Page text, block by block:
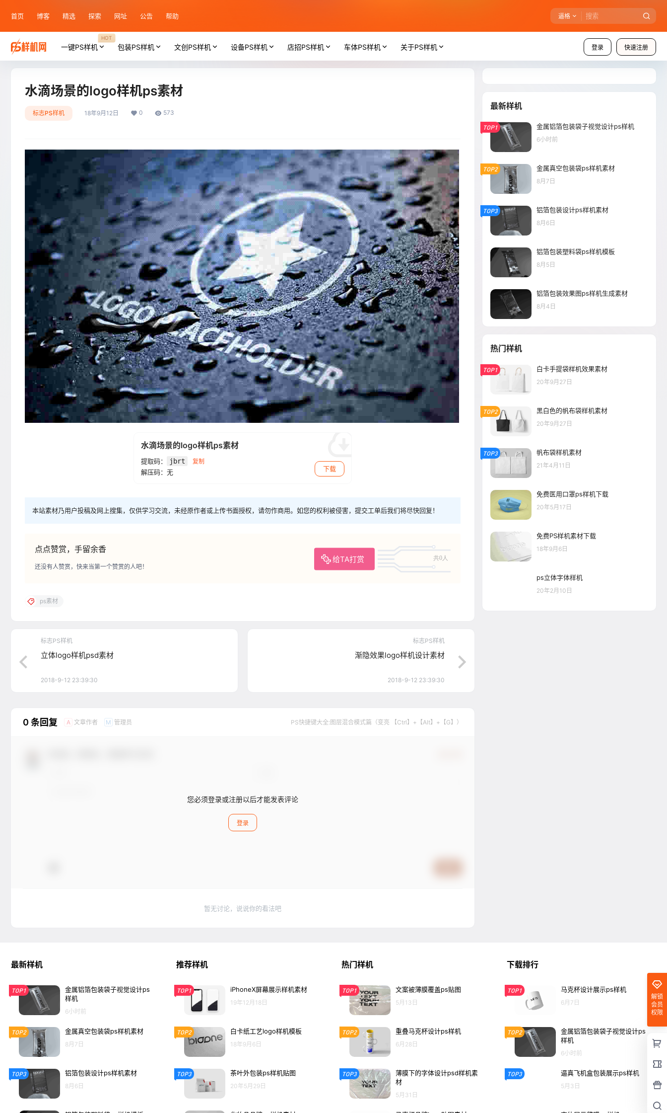
首页 博客 精选 探索 网址 公告 帮助 逼格
登录 快速注册
一键PS样机
HOT
包装PS样机 文创PS样机 设备PS样机 店招PS样机 车体PS样机 关于PS样机
水滴场景的logo样机ps素材
标志PS样机 18年9月12日 0 573
水滴场景的logo样机ps素材
提取码： jbrt 复制
解压码：无 下载
本站素材乃用户投稿及网上搜集，仅供学习交流，未经原作者或上传书面授权，请勿作商用。如您的权利被侵害，提交工单后我们将尽快回复！
点点赞赏，手留余香
给TA打赏 共0人
还没有人赞赏，快来当第一个赞赏的人吧！
ps素材
标志PS样机
立体logo样机psd素材
2018-9-12 23:39:30
标志PS样机
渐隐效果logo样机设计素材
2018-9-12 23:39:30
0 条回复 A 文章作者 M 管理员 PS快捷键大全:图层混合模式篇（变亮 【Ctrl】+【Alt】+【G】）
您必须登录或注册以后才能发表评论
登录
暂无讨论，说说你的看法吧
最新样机
TOP1 金属铝箔包装袋子视觉设计ps样机
6小时前
TOP2 金属真空包装袋ps样机素材
8月7日
TOP3 铝箔包装设计ps样机素材
8月6日
铝箔包装塑料袋ps样机模板
8月5日
铝箔包装效果图ps样机生成素材
8月4日
热门样机
TOP1 白卡手提袋样机效果素材
20年9月27日
TOP2 黑白色的帆布袋样机素材
20年9月27日
TOP3 帆布袋样机素材
21年4月11日
免费医用口罩ps样机下载
20年5月17日
免费PS样机素材下载
18年9月6日
ps立体字体样机
20年2月10日
解锁
会员
权限
最新样机
TOP1
金属铝箔包装袋子视觉设计ps
样机
6小时前
TOP2 金属真空包装袋ps样机素材
8月7日
TOP3 铝箔包装设计ps样机素材
8月6日
推荐样机
TOP1 iPhoneX屏幕展示样机素材
19年12月18日
TOP2 白卡纸工艺logo样机模板
18年9月6日
TOP3 茶叶外包装ps样机贴图
20年5月29日
热门样机
TOP1 文案被薄膜覆盖ps贴图
5月13日
TOP2 重叠马克杯设计ps样机
6月28日
TOP3
薄膜下的字体设计psd样机素
材
5月31日
下载排行
TOP1 马克杯设计展示ps样机
6月7日
TOP2
金属铝箔包装袋子视觉设计ps
样机
6小时前
TOP3 逼真飞机盒包装展示ps样机
5月3日